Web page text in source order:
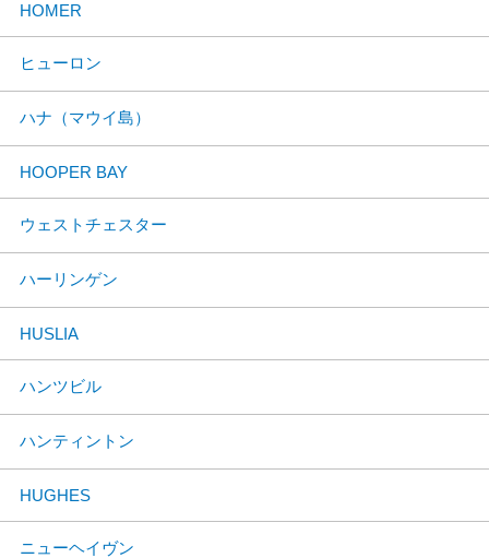
HOMER
ヒューロン
ハナ（マウイ島）
HOOPER BAY
ウェストチェスター
ハーリンゲン
HUSLIA
ハンツビル
ハンティントン
HUGHES
ニューヘイヴン